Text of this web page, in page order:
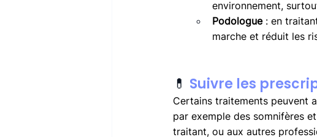
environnement,
Podologue : en
marche et réduit les
💊 Suivre les
Certains traitements peuvent
par exemple des somnifères
traitant, ou aux autres